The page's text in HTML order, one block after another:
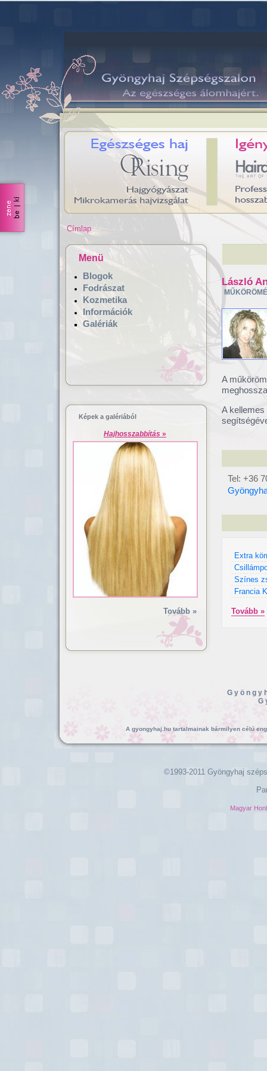
Hajgyógyászat,
Lézeres
dúsítás
Címlap
László
A
A
Tel: +36
Extra
Színes
Francia
Tovább »
Menü
Blogok
Fodrászat
Kozmetika
Információk
Galériák
Képek a galériából
Hajhosszabbítás »
Tovább »
A gyongyhaj.hu tartalmainak bármilyen célú
©1993-2011 Gyöngyhaj
Magyar